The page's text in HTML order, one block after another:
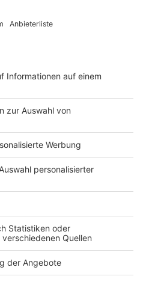
sind bereit,
Nur 8 […]
vonkw
und leben, stark
bestellen immer mehr